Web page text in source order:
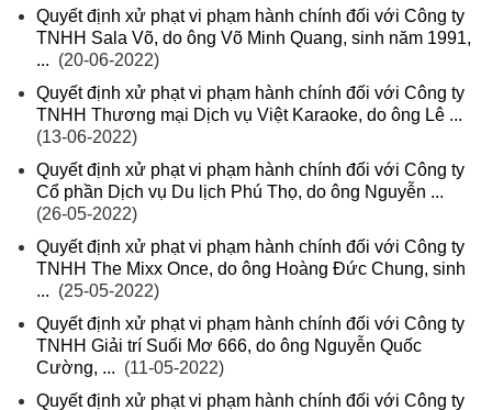
Quyết định xử phạt vi phạm hành chính đối với Công ty
TNHH Sala Võ, do ông Võ Minh Quang, sinh năm 1991,
... (20-06-2022)
Quyết định xử phạt vi phạm hành chính đối với Công ty
TNHH Thương mại Dịch vụ Việt Karaoke, do ông Lê ...
(13-06-2022)
Quyết định xử phạt vi phạm hành chính đối với Công ty
Cổ phần Dịch vụ Du lịch Phú Thọ, do ông Nguyễn ...
(26-05-2022)
Quyết định xử phạt vi phạm hành chính đối với Công ty
TNHH The Mixx Once, do ông Hoàng Đức Chung, sinh
... (25-05-2022)
Quyết định xử phạt vi phạm hành chính đối với Công ty
TNHH Giải trí Suối Mơ 666, do ông Nguyễn Quốc
Cường, ... (11-05-2022)
Quyết định xử phạt vi phạm hành chính đối với Công ty